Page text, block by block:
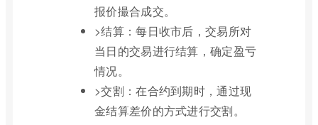
报价撮合成交。
>结算：每日收市后，交易所对
当日的交易进行结算，确定盈亏
情况。
>交割：在合约到期时，通过现
金结算差价的方式进行交割。